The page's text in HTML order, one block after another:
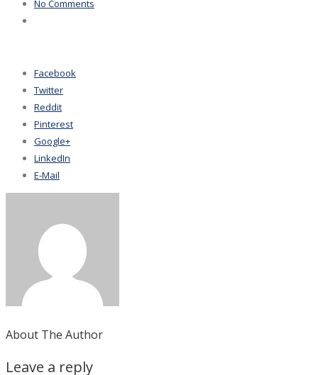
No Comments
Facebook
Twitter
Reddit
Pinterest
Google+
LinkedIn
E-Mail
About The Author
Leave a reply